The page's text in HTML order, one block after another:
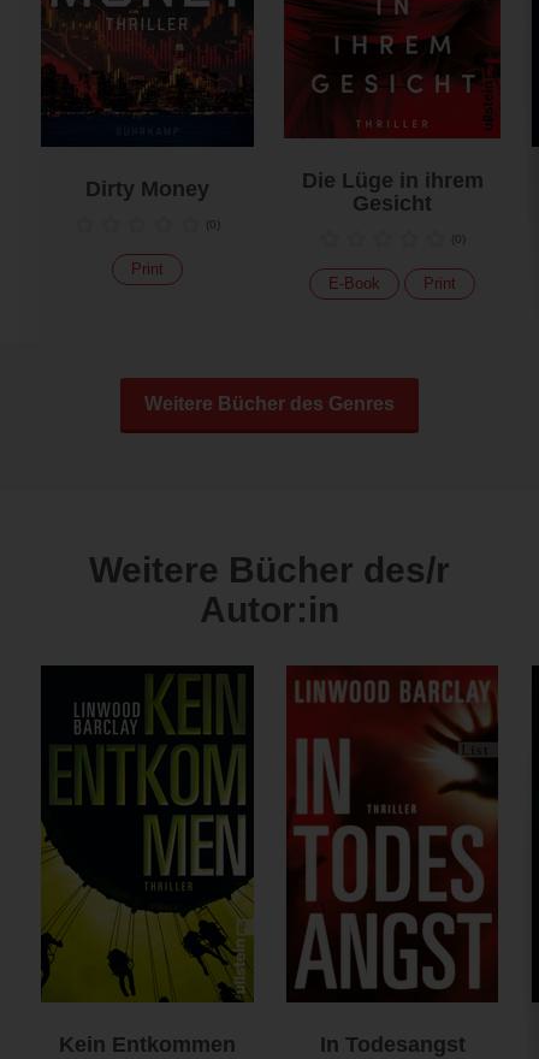
Dirty Money
(0)
Print
Die Lüge in ihrem
Gesicht
(0)
E-Book Print
Weitere Bücher des Genres
Weitere Bücher des/r
Autor:in
Kein Entkommen In Todesangst